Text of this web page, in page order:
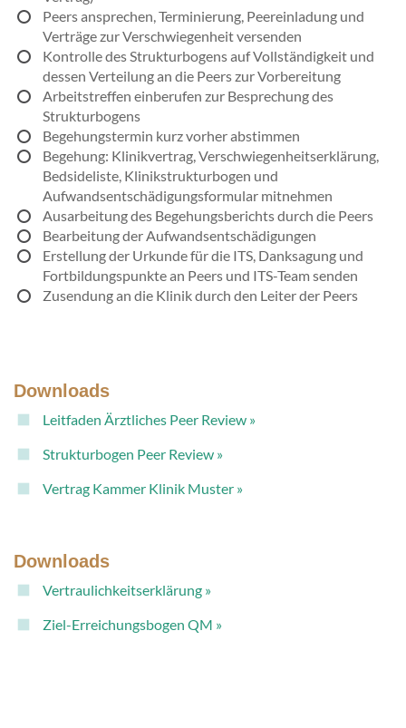
Peers ansprechen, Terminierung, Peereinladung und
Verträge zur Verschwiegenheit versenden
Kontrolle des Strukturbogens auf Vollständigkeit und
dessen Verteilung an die Peers zur Vorbereitung
Arbeitstreffen einberufen zur Besprechung des
Strukturbogens
Begehungstermin kurz vorher abstimmen
Begehung: Klinikvertrag, Verschwiegenheitserklärung,
Bedsideliste, Klinikstrukturbogen und
Aufwandsentschädigungsformular mitnehmen
Ausarbeitung des Begehungsberichts durch die Peers
Bearbeitung der Aufwandsentschädigungen
Erstellung der Urkunde für die ITS, Danksagung und
Fortbildungspunkte an Peers und ITS-Team senden
Zusendung an die Klinik durch den Leiter der Peers
Downloads
Leitfaden Ärztliches Peer Review »
Strukturbogen Peer Review »
Vertrag Kammer Klinik Muster »
Downloads
Vertraulichkeitserklärung »
Ziel-Erreichungsbogen QM »